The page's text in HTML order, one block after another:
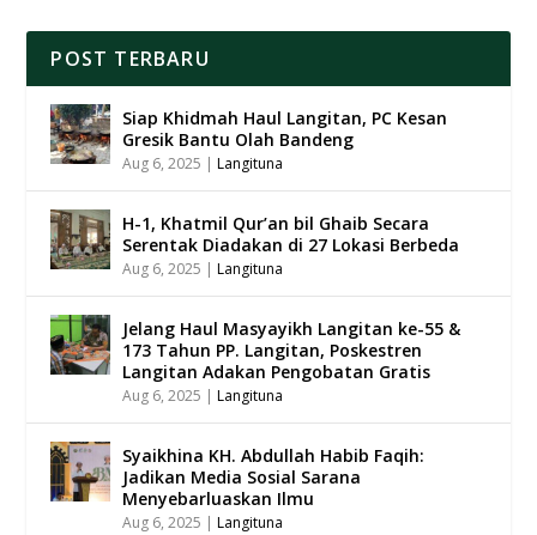
POST TERBARU
Siap Khidmah Haul Langitan, PC Kesan
Gresik Bantu Olah Bandeng
Aug 6, 2025 |Langituna
H-1, Khatmil Qur’an bil Ghaib Secara
Serentak Diadakan di 27 Lokasi Berbeda
Aug 6, 2025 |Langituna
Jelang Haul Masyayikh Langitan ke-55 &
173 Tahun PP. Langitan, Poskestren
Langitan Adakan Pengobatan Gratis
Aug 6, 2025 |Langituna
Syaikhina KH. Abdullah Habib Faqih:
Jadikan Media Sosial Sarana
Menyebarluaskan Ilmu
Aug 6, 2025 |Langituna